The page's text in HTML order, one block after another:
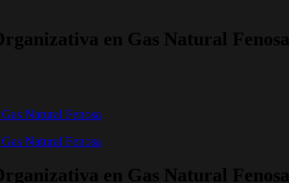
en Gas Natural Fenosa
Natural Fenosa
Natural Fenosa
en Gas Natural Fenosa